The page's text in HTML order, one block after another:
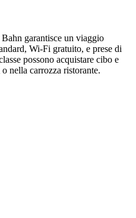
garantisce un viaggio
Wi-Fi gratuito, e prese di
possono acquistare cibo e
nella carrozza ristorante.